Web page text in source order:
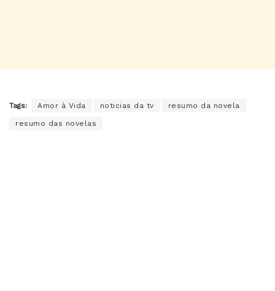
Tags: Amor à Vida noticias da tv resumo da novela
resumo das novelas